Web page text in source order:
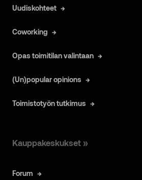
Uudiskohteet
Coworking
Opas toimitilan valintaan
(Un)popular opinions
Toimistotyön tutkimus
Kauppakeskukset »
Forum